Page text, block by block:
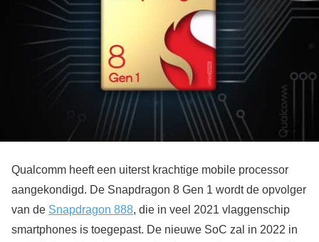
Qualcomm heeft een uiterst krachtige mobile processor
aangekondigd. De Snapdragon 8 Gen 1 wordt de opvolger
van de Snapdragon 888, die in veel 2021 vlaggenschip
smartphones is toegepast. De nieuwe SoC zal in 2022 in